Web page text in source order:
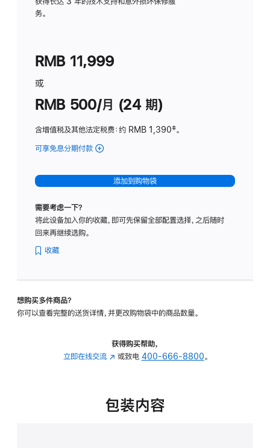
务。
RMB 11,999
或
RMB 500/月 (24 期)
含增值税及其他法定税费：约 RMB 1,390脚
‡。
可享免息分期付款 (Studio
-
标
璃
转
的
添加到购物袋
需要考虑一下？
将此设备加入你的收藏，即可先保留全部配置选择，之后随时
回来再继续选购。
收藏
想购买多件商品？
你可以查看完整的送货详情，并更改购物袋中的商品数量。
获得购买帮助，
立即在线交流 (在
中
或致电 400-666-8800。
包装内容